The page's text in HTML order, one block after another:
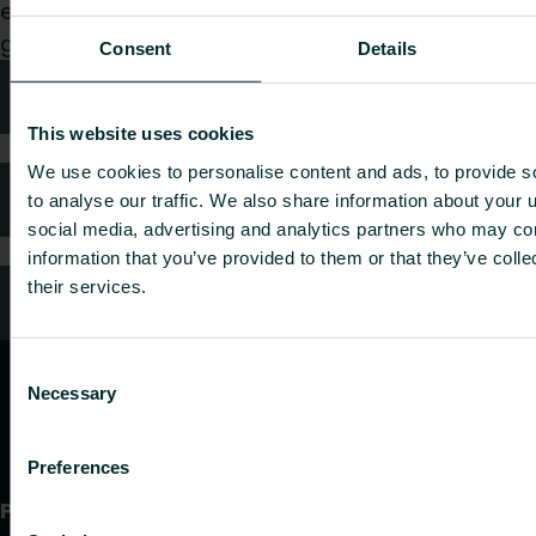
Consent Details
This website uses cookies
We use cookies to personalise content and ads, to provide
to analyse our traffic. We also share information about your
social media, advertising and analytics partners who may
information that you’ve provided to them or that they’ve
their services.
Selection
Necessary
Preferences
eller sluttbruker, velg en kategori, så vil vi med
glede ta hånd om forespørselen din.
FAQ (Ofte stilte spørsmål)
Kundeservice
Produkter